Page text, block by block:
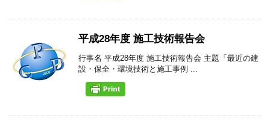
平成28年度 施工技術報告会
行事名 平成28年度 施工技術報告会 主題「最近の建
設・保全・環境技術と施工事例 ...